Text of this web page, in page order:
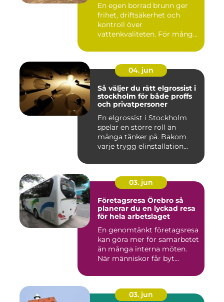
En egen borrad brunn ger
frihet, driftsäkerhet och
kontroll över
vattenkvaliteten. För många
04. jun
Så väljer du rätt elgrossist i
stockholm för både proffs
och privatpersoner
En elgrossist i Stockholm
spelar en större roll än
många tänker på. Bakom
varje trygg elinstallation...
03. jun
Företagsresa Örebro så
planerar du en lyckad resa
för hela arbetslaget
En genomtänkt företagsresa
kan göra mer för samarbetet
än många interna möten.
När människor får byt...
03. jun